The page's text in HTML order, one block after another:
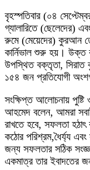
বৃহস্পতিবার (০৪
গ্যালারিতে (ছেলেদের)
রুমে (মেয়েদের) কুরআন
কার্নিভাল শুরু হয়। উক্ত
উপস্থিত বক্তৃতা, সিরাত
১৫৪ জন প্রতিযোগী
সংক্ষিপ্ত আলোচনায়
আহমেদ বলেন, আমরা
রাখতে হবে, সফলতা
কঠোর পরিশ্রম,ধৈর্য্য
জন্য সফলতার সঠিক
একমাত্র তার ইবাদতের